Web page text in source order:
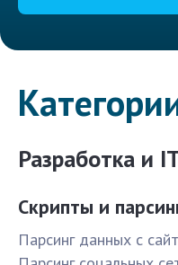
Разработка и
Скрипты и
Парсинг данных с